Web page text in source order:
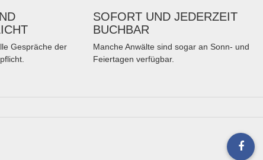
Gespräche der
SOFORT UND JEDERZEIT
BUCHBAR
Manche Anwälte sind sogar an Sonn- und
Feiertagen verfügbar.